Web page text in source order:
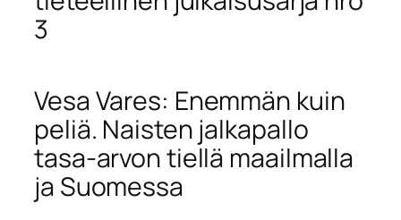
3
Vesa Vares: Enemmän kuin
peliä. Naisten jalkapallo
tasa-arvon tiellä maailmalla
ja Suomessa